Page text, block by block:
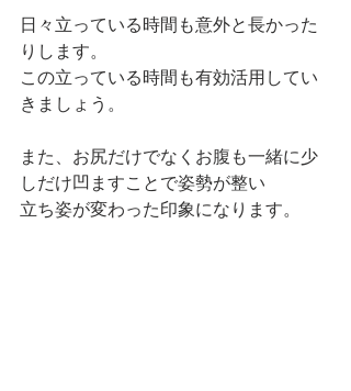
日々立っている時間も意外と長かった
りします。
この立っている時間も有効活用してい
きましょう。
また、お尻だけでなくお腹も一緒に少
しだけ凹ますことで姿勢が整い
立ち姿が変わった印象になります。